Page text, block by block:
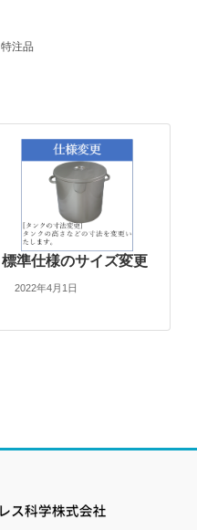
特注品
標準仕様のサイズ変更
2022年4月1日